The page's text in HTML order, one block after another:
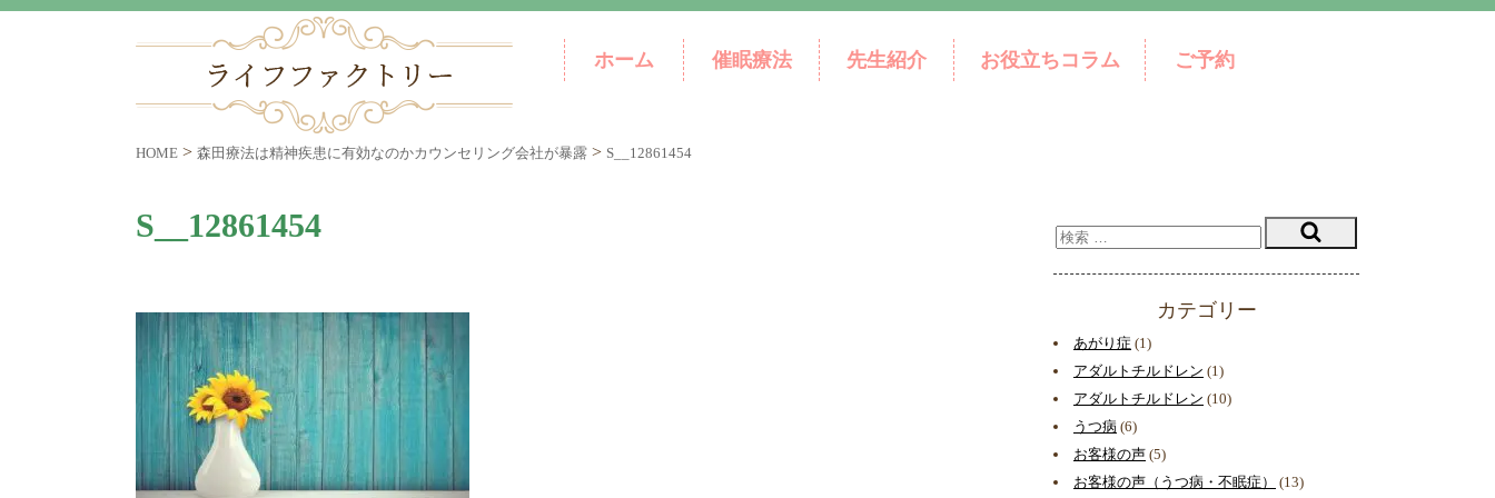
ホーム 催眠療法 先生紹介 お役立ちコラム ご予約
HOME > 森田療法は精神疾患に有効なのかカウンセリング会社が暴露 > S__12861454
S__12861454
カテゴリー
あがり症 (1)
アダルトチルドレン (1)
アダルトチルドレン (10)
うつ病 (6)
お客様の声 (5)
お客様の声（うつ病・不眠症）
(13)